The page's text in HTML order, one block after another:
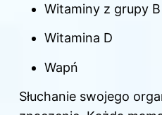
Witaminy z grupy B
Witamina D
Wapń
Słuchanie swojego